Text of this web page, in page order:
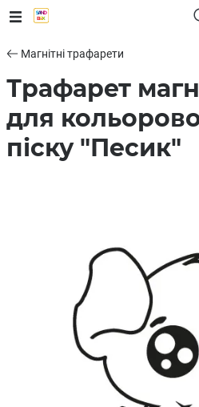
Магнітні трафарети
Трафарет
для
піску "Песик"